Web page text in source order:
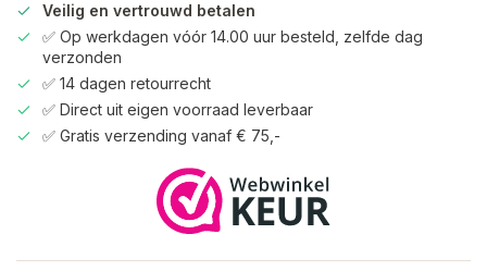
Veilig en vertrouwd betalen
✅ Op werkdagen vóór 14.00 uur besteld, zelfde dag
verzonden
✅ 14 dagen retourrecht
✅ Direct uit eigen voorraad leverbaar
✅ Gratis verzending vanaf € 75,-